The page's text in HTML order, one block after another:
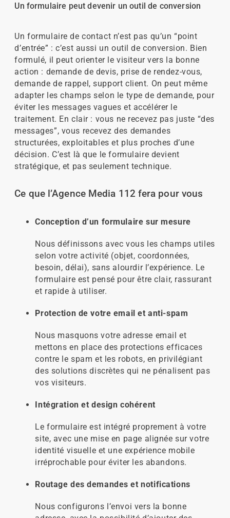
Un formulaire peut devenir un outil de conversion
Un formulaire de contact n’est pas qu’un “point
d’entrée” : c’est aussi un outil de conversion. Bien
formulé, il peut orienter le visiteur vers la bonne
action : demande de devis, prise de rendez-vous,
demande de rappel, support client. On peut même
adapter les champs selon le type de demande, pour
éviter les messages vagues et accélérer le
traitement. En clair : vous ne recevez pas juste “des
messages”, vous recevez des demandes
structurées, exploitables et plus proches d’une
décision. C’est là que le formulaire devient
stratégique, et pas seulement technique.
Ce que l’Agence Media 112 fera pour vous
Conception d’un formulaire sur mesure
Nous définissons avec vous les champs utiles
selon votre activité (objet, coordonnées,
besoin, délai), sans alourdir l’expérience. Le
formulaire est pensé pour être clair, rassurant
et rapide à utiliser.
Protection de votre email et anti-spam
Nous masquons votre adresse email et
mettons en place des protections efficaces
contre le spam et les robots, en privilégiant
des solutions discrètes qui ne pénalisent pas
vos visiteurs.
Intégration et design cohérent
Le formulaire est intégré proprement à votre
site, avec une mise en page alignée sur votre
identité visuelle et une expérience mobile
irréprochable pour éviter les abandons.
Routage des demandes et notifications
Nous configurons l’envoi vers la bonne